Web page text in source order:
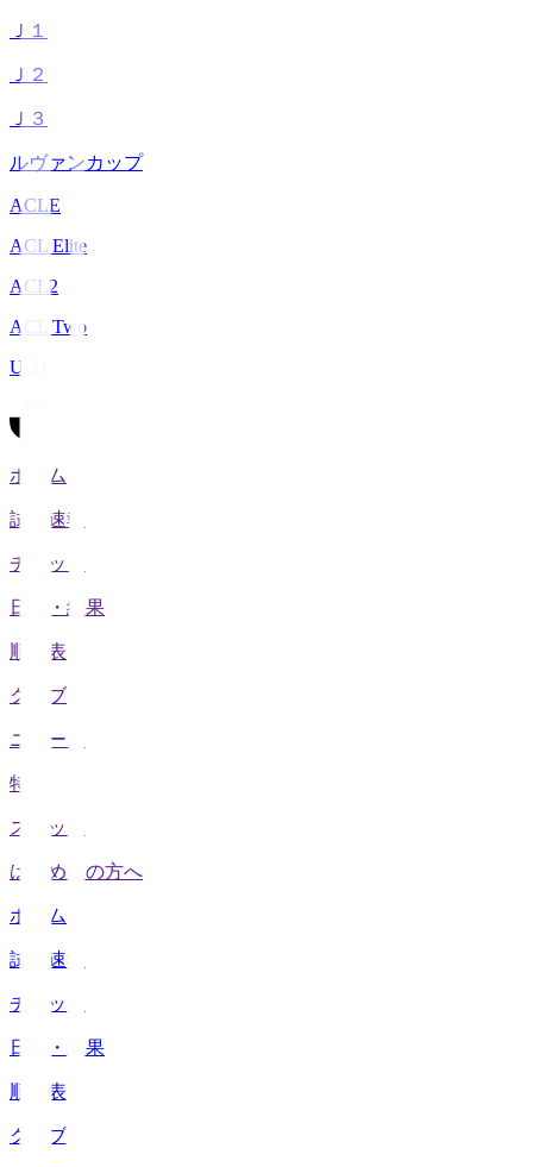
Ｊ１
Ｊ２
Ｊ３
ルヴァンカップ
ACLE
ACL Elite
ACL2
ACL Two
U-21
ホーム
試合速報
チケット
日程・結果
順位表
クラブ
ニュース
特集
スタッツ
はじめての方へ
ホーム
試合速報
チケット
日程・結果
順位表
クラブ